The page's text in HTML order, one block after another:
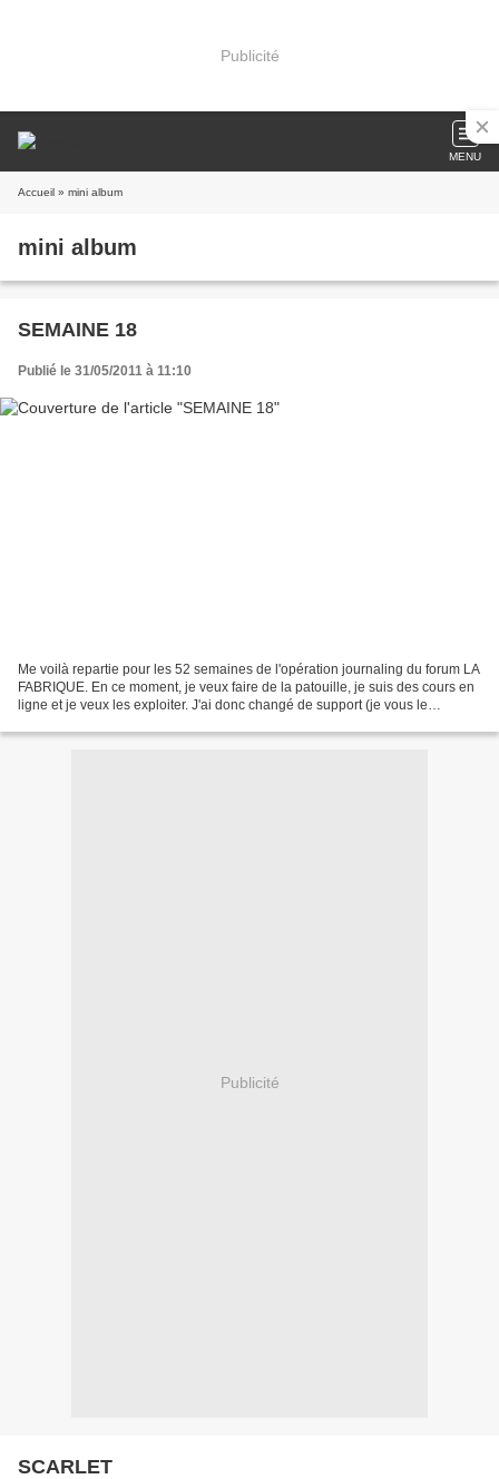
Publicité
MENU
Accueil » mini album
mini album
SEMAINE 18
Publié le 31/05/2011 à 11:10
Me voilà repartie pour les 52 semaines de l'opération journaling du forum LA
FABRIQUE. En ce moment, je veux faire de la patouille, je suis des cours en
ligne et je veux les exploiter. J'ai donc changé de support (je vous le
Publicité
SCARLET